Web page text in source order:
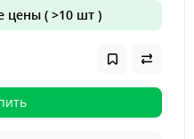
цены ( >10 шт )